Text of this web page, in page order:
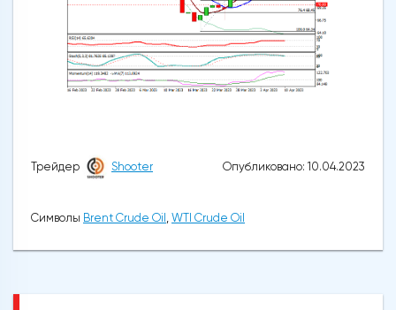
Трейдер Shooter Опубликовано: 10.04.2023
Символы Brent Crude Oil WTI Crude Oil